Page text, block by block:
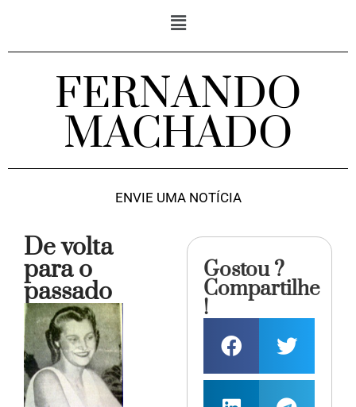
FERNANDO
MACHADO
ENVIE UMA NOTÍCIA
De volta
para o
passado
Gostou ?
Compartilhe
!